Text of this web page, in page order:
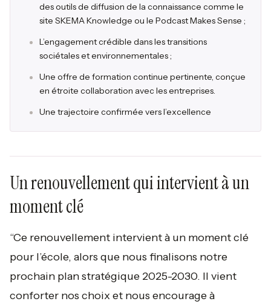
des outils de diffusion de la connaissance comme le
site SKEMA Knowledge ou le Podcast Makes Sense ;
L’engagement crédible dans les transitions
sociétales et environnementales ;
Une offre de formation continue pertinente, conçue
en étroite collaboration avec les entreprises.
Une trajectoire confirmée vers l’excellence
Un renouvellement qui intervient à un
moment clé
“Ce renouvellement intervient à un moment clé
pour l’école, alors que nous finalisons notre
prochain plan stratégique 2025-2030. Il vient
conforter nos choix et nous encourage à